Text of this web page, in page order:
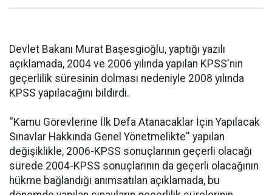
Devlet Bakanı Murat Başesgioğlu, yaptığı yazılı
açıklamada, 2004 ve 2006 yılında yapılan KPSS'nin
geçerlilik süresinin dolması nedeniyle 2008 yılında
KPSS yapılacağını bildirdi.
''Kamu Görevlerine İlk Defa Atanacaklar İçin Yapılacak
Sınavlar Hakkında Genel Yönetmelikte'' yapılan
değişiklikle, 2006-KPSS sonuçlarının geçerli olacağı
sürede 2004-KPSS sonuçlarının da geçerli olacağının
hükme bağlandığı anımsatılan açıklamada, bu